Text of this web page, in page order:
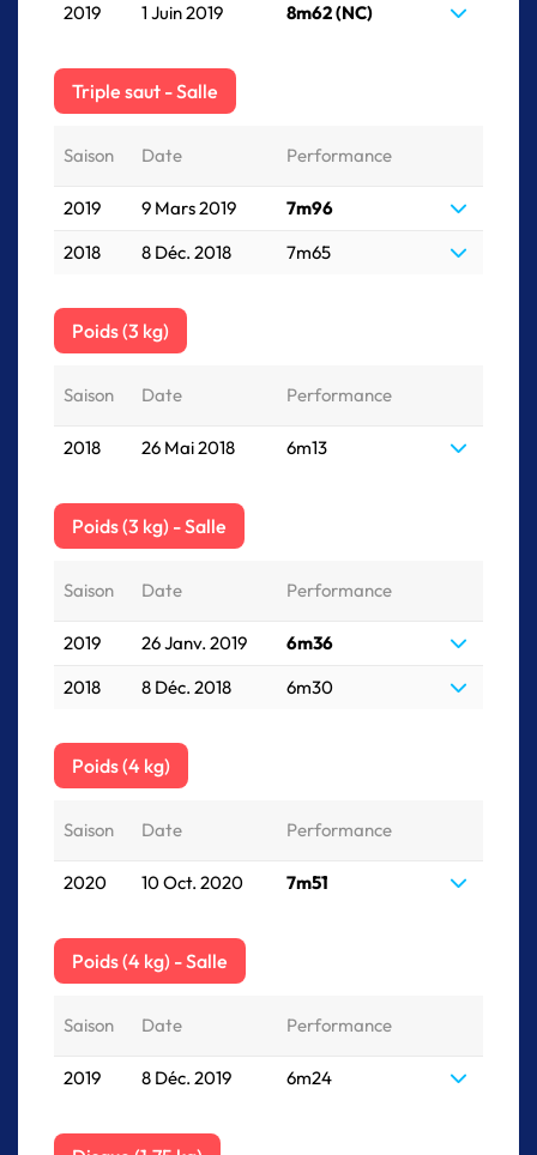
2019 1 Juin 2019 8m62 (NC)
Triple saut - Salle
Saison Date Performance
2019 9 Mars 2019
7m96
2018
8 Déc. 2018 7m65
Poids (3 kg)
Saison Date Performance
2018 26 Mai 2018 6m13
Poids (3 kg) - Salle
Saison Date Performance
2019 26 Janv. 2019
6m36
2018
8 Déc. 2018 6m30
Poids (4 kg)
Saison Date Performance
2020 10 Oct. 2020 7m51
Poids (4 kg) - Salle
Saison Date Performance
2019 8 Déc. 2019 6m24